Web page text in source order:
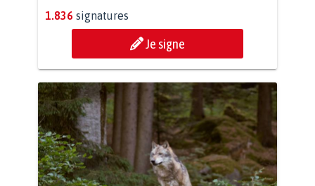
1.836 signatures
Je signe